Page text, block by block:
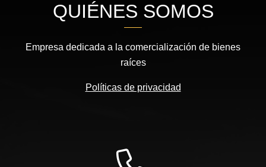
QUIÉNES SOMOS
Empresa dedicada a la comercialización de bienes
raíces
Políticas de privacidad